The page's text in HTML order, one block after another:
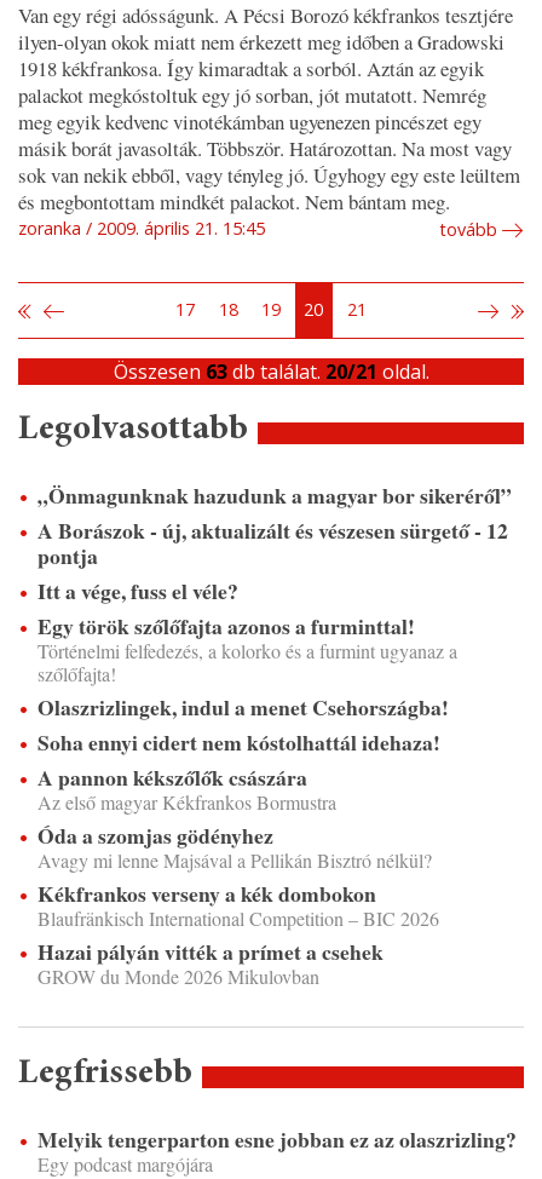
Van egy régi adósságunk. A Pécsi Borozó kékfrankos tesztjére
ilyen-olyan okok miatt nem érkezett meg időben a Gradowski
1918 kékfrankosa. Így kimaradtak a sorból. Aztán az egyik
palackot megkóstoltuk egy jó sorban, jót mutatott. Nemrég
meg egyik kedvenc vinotékámban ugyenezen pincészet egy
másik borát javasolták. Többször. Határozottan. Na most vagy
sok van nekik ebből, vagy tényleg jó. Úgyhogy egy este leültem
és megbontottam mindkét palackot. Nem bántam meg.
zoranka 2009. április 21. 15:45 tovább
17 18 19 20 21
Összesen 63db találat. 20/21 oldal.
Legolvasottabb
„Önmagunknak hazudunk a magyar bor sikeréről”
A Borászok - új, aktualizált és vészesen sürgető - 12
pontja
Itt a vége, fuss el véle?
Egy török szőlőfajta azonos a furminttal!
Történelmi felfedezés, a kolorko és a furmint ugyanaz a
szőlőfajta!
Olaszrizlingek, indul a menet Csehországba!
Soha ennyi cidert nem kóstolhattál idehaza!
A pannon kékszőlők császára
Az első magyar Kékfrankos Bormustra
Óda a szomjas gödényhez
Avagy mi lenne Majsával a Pellikán Bisztró nélkül?
Kékfrankos verseny a kék dombokon
Blaufränkisch International Competition – BIC 2026
Hazai pályán vitték a prímet a csehek
GROW du Monde 2026 Mikulovban
Legfrissebb
Melyik tengerparton esne jobban ez az olaszrizling?
Egy podcast margójára